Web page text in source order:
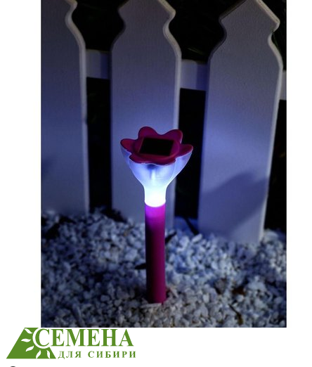
Выберите город
Обратный звонокЗаказать обратный звонок
Газонные травы, сидераты
Горшки, рассадники, аксессуары
Посадочный материал
Садовый инструмент, инвентарь
Консервирование
Средства защиты, удобрения, добавки, химия
Обустройство сада, декор